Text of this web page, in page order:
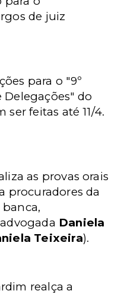
de juiz
para o "9º
do
ser feitas até 11/4.
as provas orais
procuradores da
Daniela
Teixeira).
realça a